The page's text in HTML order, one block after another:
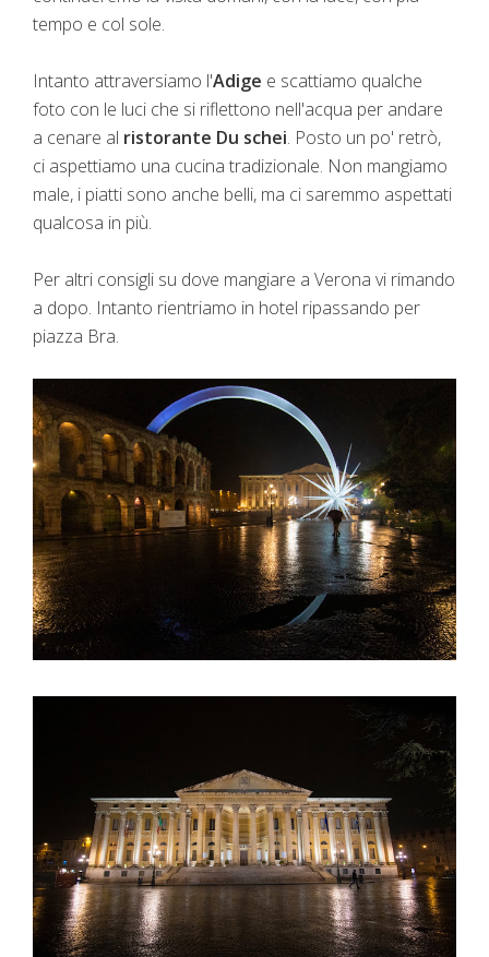
tempo e col sole.
Intanto attraversiamo l'Adige e scattiamo qualche
foto con le luci che si riflettono nell'acqua per andare
a cenare al ristorante Du schei. Posto un po' retrò,
ci aspettiamo una cucina tradizionale. Non mangiamo
male, i piatti sono anche belli, ma ci saremmo aspettati
qualcosa in più.
Per altri consigli su dove mangiare a Verona vi rimando
a dopo. Intanto rientriamo in hotel ripassando per
piazza Bra.